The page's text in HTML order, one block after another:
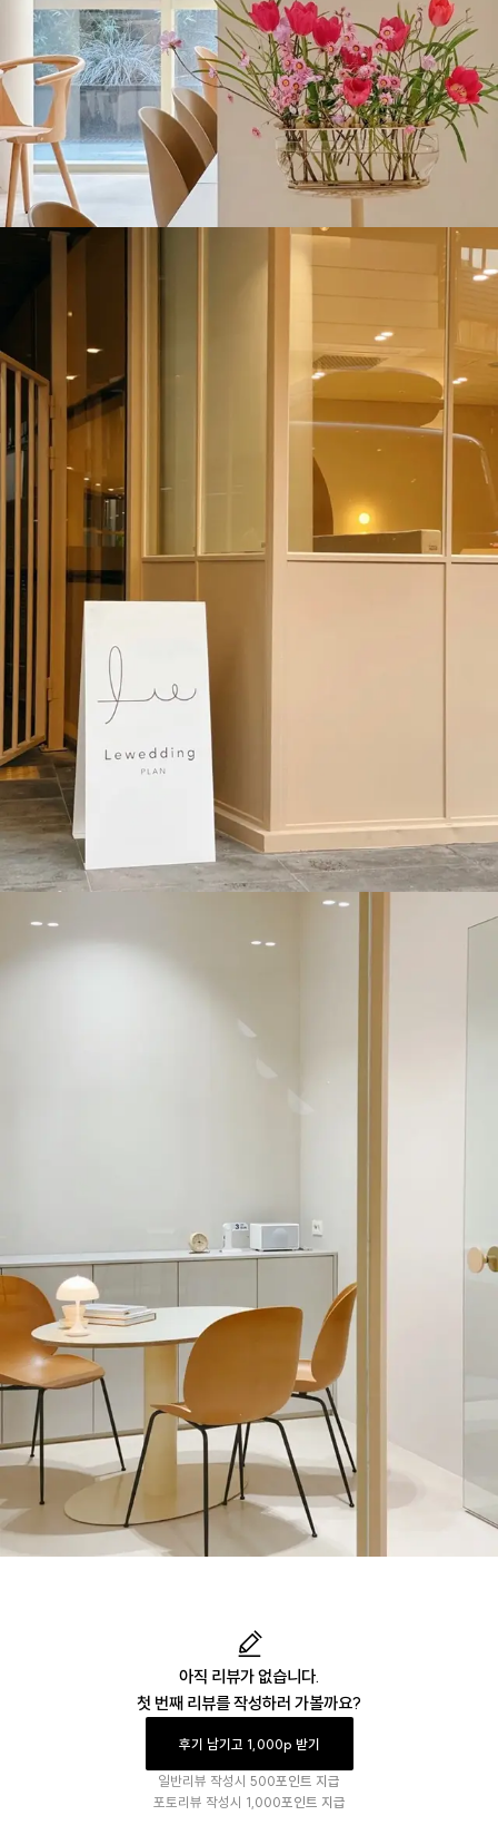
아직 리뷰가 없습니다.
첫 번째 리뷰를 작성하러 가볼까요?
후기 남기고 1,000p 받기
일반리뷰 작성시 500포인트 지급
포토리뷰 작성시 1,000포인트 지급